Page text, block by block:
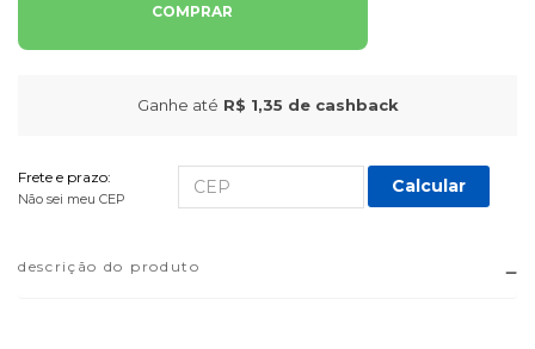
COMPRAR
Ganhe até R$ 1,35 de cashback
Frete e prazo:
Não sei meu CEP
Calcular
descrição do produto